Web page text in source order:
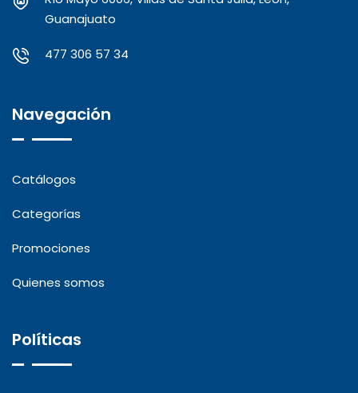
Guanajuato
477 306 57 34
Navegación
Catálogos
Categorías
Promociones
Quienes somos
Políticas